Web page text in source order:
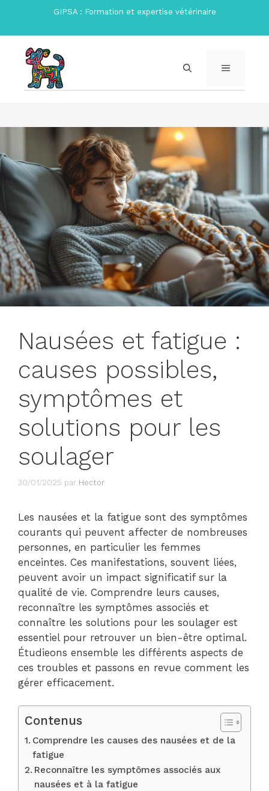
contenu
GIPSA : Formation et expertise vétérinaire
MENU
Nausées et fatigue :
causes possibles,
symptômes et
solutions pour les
soulager
30/01/2025 par Hector
Les nausées et la fatigue sont des symptômes
courants qui peuvent affecter de nombreuses
personnes, en particulier les femmes
enceintes. Ces manifestations, souvent liées,
peuvent avoir un impact significatif sur la
qualité de vie. Comprendre leurs causes,
reconnaître les symptômes associés et
connaître les solutions pour les soulager est
essentiel pour retrouver un bien-être optimal.
Étudieons ensemble les différents aspects de
ces troubles et passons en revue comment les
gérer efficacement.
Contenus
Comprendre les causes des nausées et de la
fatigue
Reconnaître les symptômes associés aux
nausées et à la fatigue